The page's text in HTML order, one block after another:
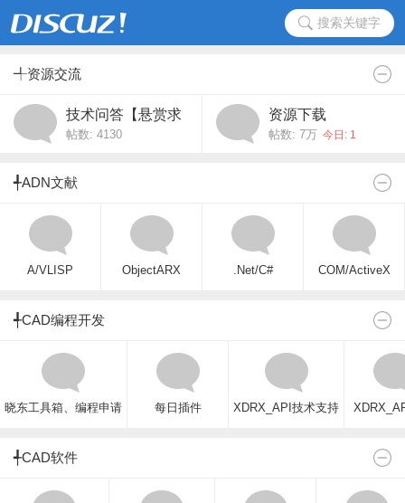
搜索关键字
╃资源交流
技术问答【悬赏求
助】
帖数: 4130
资源下载
帖数: 7万 今日: 1
╃ADN文献
A/VLISP ObjectARX .Net/C# COM/ActiveX
╃CAD编程开发
晓东工具箱、编程申请 每日插件 XDRX_API技术支持
╃CAD软件